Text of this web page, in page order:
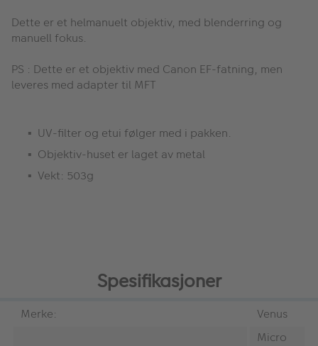
Dette er et helmanuelt objektiv, med blenderring og
manuell fokus.
PS : Dette er et objektiv med Canon EF-fatning, men
leveres med adapter til MFT
UV-filter og etui følger med i pakken.
Objektiv-huset er laget av metal
Vekt: 503g
Spesifikasjoner
Merke: Venus
Micro